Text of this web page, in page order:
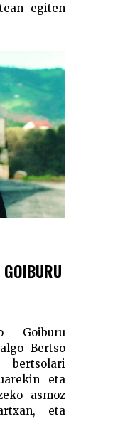
egiten
Goiburu
Bertso
eta
asmoz
eta